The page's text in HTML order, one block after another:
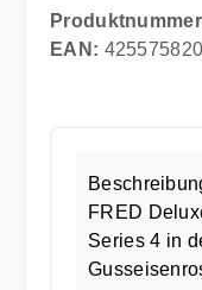
EAN:
FRED
Series 4 in